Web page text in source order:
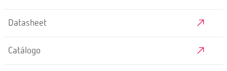
Datasheet
Catálogo